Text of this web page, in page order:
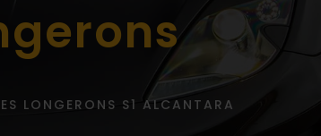
LONGERONS S1 ALCANTARA